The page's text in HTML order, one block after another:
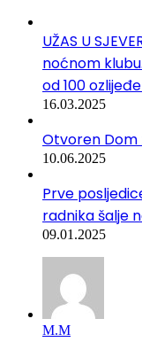
UŽAS U
noćnom
od 100
16.03.2025
Otvoren Dom
10.06.2025
Prve
radnika šalje
09.01.2025
М.М